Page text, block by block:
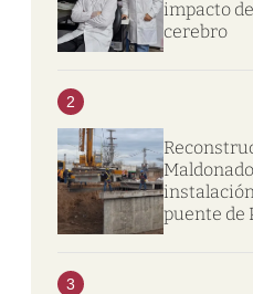
impacto
cerebro
2
puente de
3